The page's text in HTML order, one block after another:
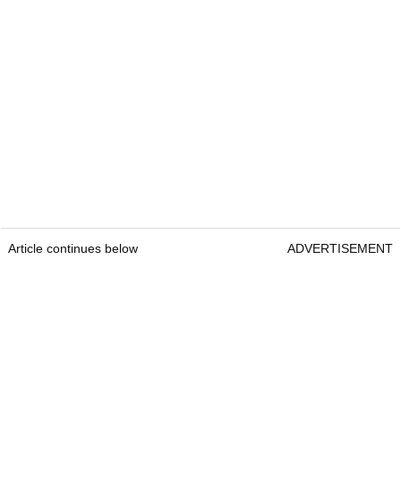
Article continues below ADVERTISEMENT